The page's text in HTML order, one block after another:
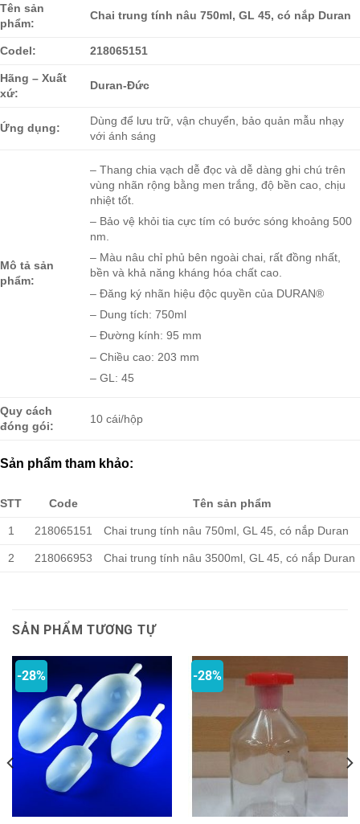
Tên sản
phẩm:
Chai trung tính nâu 750ml, GL 45, có nắp Duran
Codel: 218065151
Hãng – Xuất
xứ:
Duran-Đức
Ứng dụng:
Dùng để lưu trữ, vận chuyển, bảo quản mẫu nhạy
với ánh sáng
Mô tả sản
phẩm:
– Thang chia vạch dễ đọc và dễ dàng ghi chú trên
vùng nhãn rộng bằng men trắng, độ bền cao, chịu
nhiệt tốt.
– Bảo vệ khỏi tia cực tím có bước sóng khoảng 500
nm.
– Màu nâu chỉ phủ bên ngoài chai, rất đồng nhất,
bền và khả năng kháng hóa chất cao.
– Đăng ký nhãn hiệu độc quyền của DURAN®
– Dung tích: 750ml
– Đường kính: 95 mm
– Chiều cao: 203 mm
– GL: 45
Quy cách
đóng gói:
10 cái/hộp
Sản phẩm tham khảo:
STT Code Tên sản phẩm
1 218065151 Chai trung tính nâu 750ml, GL 45, có nắp Duran
2 218066953 Chai trung tính nâu 3500ml, GL 45, có nắp Duran
SẢN PHẨM TƯƠNG TỰ
-28% -28%